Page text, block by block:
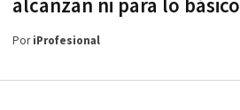
alcanzan ni para lo básico
PoriProfesional